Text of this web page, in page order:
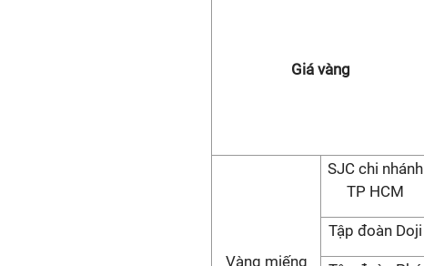
Giá vàng
Vàng miếng
SJC chi nhánh
TP HCM
Tập đoàn Doji